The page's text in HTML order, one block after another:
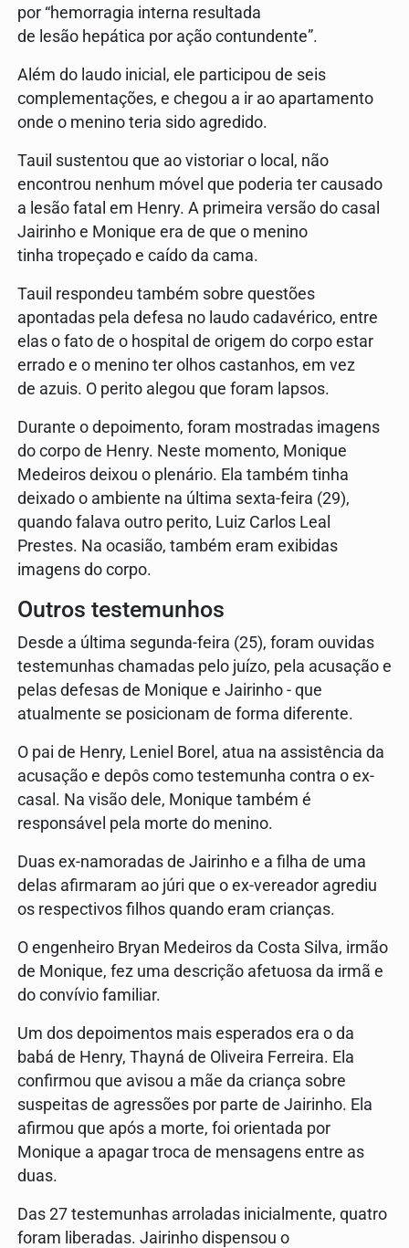
por “hemorragia interna resultada
de lesão hepática por ação contundente”.
Além do laudo inicial, ele participou de seis
complementações, e chegou a ir ao apartamento
onde o menino teria sido agredido.
Tauil sustentou que ao vistoriar o local, não
encontrou nenhum móvel que poderia ter causado
a lesão fatal em Henry. A primeira versão do casal
Jairinho e Monique era de que o menino
tinha tropeçado e caído da cama.
Tauil respondeu também sobre questões
apontadas pela defesa no laudo cadavérico, entre
elas o fato de o hospital de origem do corpo estar
errado e o menino ter olhos castanhos, em vez
de azuis. O perito alegou que foram lapsos.
Durante o depoimento, foram mostradas imagens
do corpo de Henry. Neste momento, Monique
Medeiros deixou o plenário. Ela também tinha
deixado o ambiente na última sexta-feira (29),
quando falava outro perito, Luiz Carlos Leal
Prestes. Na ocasião, também eram exibidas
imagens do corpo.
Outros testemunhos
Desde a última segunda-feira (25), foram ouvidas
testemunhas chamadas pelo juízo, pela acusação e
pelas defesas de Monique e Jairinho - que
atualmente se posicionam de forma diferente.
O pai de Henry, Leniel Borel, atua na assistência da
acusação e depôs como testemunha contra o ex-
casal. Na visão dele, Monique também é
responsável pela morte do menino.
Duas ex-namoradas de Jairinho e a filha de uma
delas afirmaram ao júri que o ex-vereador agrediu
os respectivos filhos quando eram crianças.
O engenheiro Bryan Medeiros da Costa Silva, irmão
de Monique, fez uma descrição afetuosa da irmã e
do convívio familiar.
Um dos depoimentos mais esperados era o da
babá de Henry, Thayná de Oliveira Ferreira. Ela
confirmou que avisou a mãe da criança sobre
suspeitas de agressões por parte de Jairinho. Ela
afirmou que após a morte, foi orientada por
Monique a apagar troca de mensagens entre as
duas.
Das 27 testemunhas arroladas inicialmente, quatro
foram liberadas. Jairinho dispensou o